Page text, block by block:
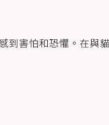
到害怕和恐懼。在與